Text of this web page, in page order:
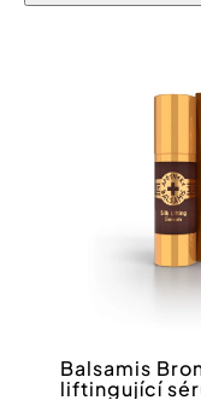
Balsamis
liftingující